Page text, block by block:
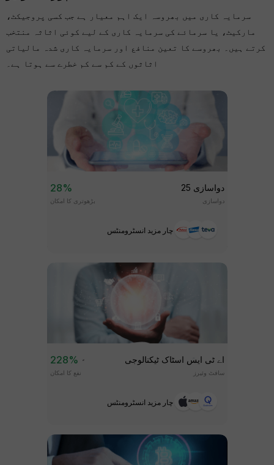
سرمایہ کاری میں بھروسہ ایک اہم معیار ہے جب کسی پروجیکٹ،
مارکیٹ، یا سرمائے کی سرمایہ کاری کے لیے کوئی اثاثہ منتخب
کرتے ہیں۔ بھروسے کا تعین منافع اور سرمایہ کاری شدہ مالیاتی
اثاثوں کے کم سے کم خطرے سے ہوتا ہے۔
دواسازی 25 28%
دواسازی بڑھوتری کا امکان
چار مزید انسٹرومنٹس
اے ٹی ایس اسٹاک ٹیکنالوجی 228%
سافٹ وئیرز نفع کا امکان
چار مزید انسٹرومنٹس